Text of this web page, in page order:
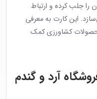
جلب کرده و ارتباط
این کارت به معرفی
کشاورزی کمک
آرد و گندم